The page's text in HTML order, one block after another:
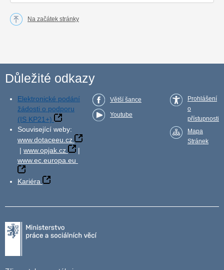
Na začátek stránky
Důležité odkazy
Elektronické podání
žádosti o podporu
(IS KP21+)
Související weby:
www.dotaceeu.cz
| www.opjak.cz
|
www.ec.europa.eu
Kariéra
Větší šance
Youtube
Prohlášení
o
přístupnosti
Mapa
Stránek